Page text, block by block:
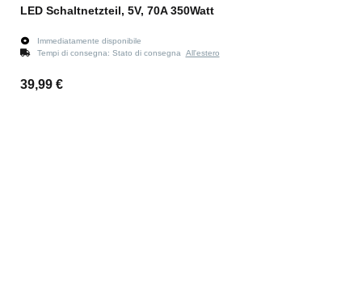
LED Schaltnetzteil, 5V, 70A 350Watt
Immediatamente disponibile
Tempi di consegna: Stato di consegna All'estero
39,99 €